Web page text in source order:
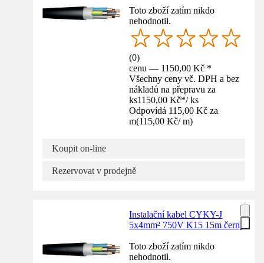
Toto zboží zatím nikdo
nehodnotil.
(0)
cenu — 1150,00 Kč *
Všechny ceny vč. DPH a bez
nákladů na přepravu za
ks1150,00 Kč*/ ks
Odpovídá 115,00 Kč za
m(115,00 Kč/ m)
Koupit on-line
Rezervovat v prodejně
Instalační kabel CYKY-J
5x4mm² 750V K15 15m černý
Toto zboží zatím nikdo
nehodnotil.